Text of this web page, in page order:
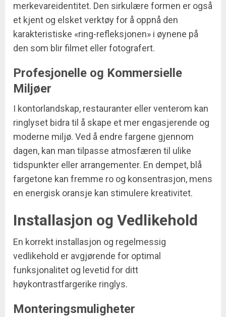
merkevareidentitet. Den sirkulære formen er også
et kjent og elsket verktøy for å oppnå den
karakteristiske «ring-refleksjonen» i øynene på
den som blir filmet eller fotografert.
Profesjonelle og Kommersielle
Miljøer
I kontorlandskap, restauranter eller venterom kan
ringlyset bidra til å skape et mer engasjerende og
moderne miljø. Ved å endre fargene gjennom
dagen, kan man tilpasse atmosfæren til ulike
tidspunkter eller arrangementer. En dempet, blå
fargetone kan fremme ro og konsentrasjon, mens
en energisk oransje kan stimulere kreativitet.
Installasjon og Vedlikehold
En korrekt installasjon og regelmessig
vedlikehold er avgjørende for optimal
funksjonalitet og levetid for ditt
høykontrastfargerike ringlys.
Monteringsmuligheter